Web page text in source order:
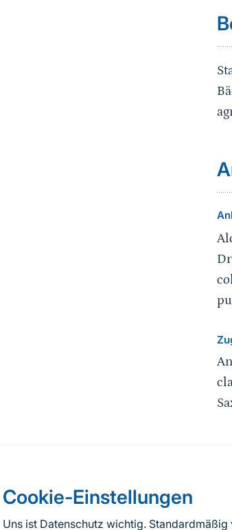
Cookie-Einstellungen
Uns ist Datenschutz wichtig.